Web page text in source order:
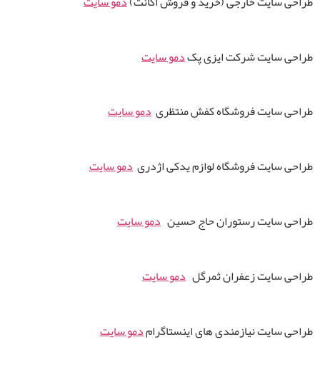
طراحی سایت شرکت ایزی پکدمو سایت
طراحی سایت فروشگاه کفش منتظریدمو سایت
طراحی سایت فروشگاه لوازم یدکی اژدریدمو سایت
طراحی سایت رستوران حاج حسین دمو سایت
طراحی سایت زعفران ثمرگل دمو سایت
طراحی سایت نیازمندی های اینستاگرامدمو سایت